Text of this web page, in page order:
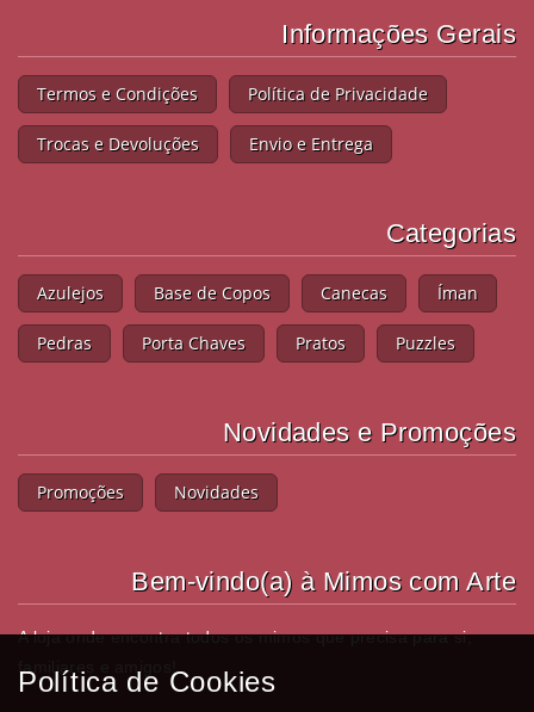
Informações Gerais
Termos e Condições Política de Privacidade
Trocas e Devoluções Envio e Entrega
Categorias
Azulejos Base de Copos Canecas Íman
Pedras Porta Chaves Pratos Puzzles
Novidades e Promoções
Promoções Novidades
Bem-vindo(a) à Mimos com Arte
A loja onde encontra todos os mimos que precisa para si,
familiares e amigos!
Política de Cookies